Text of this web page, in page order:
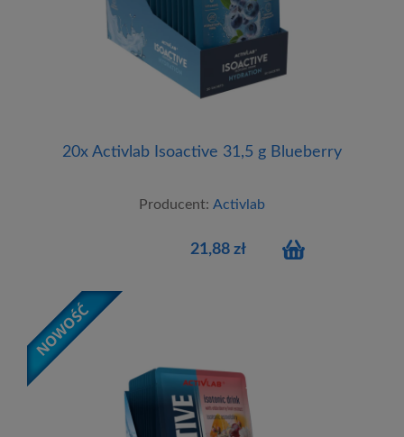
20x Activlab Isoactive 31,5 g Blueberry
Producent: Activlab
21,88 zł